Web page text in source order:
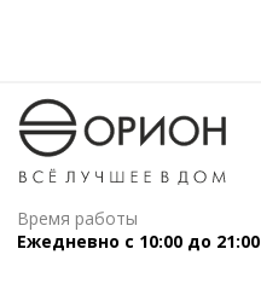
Время работы
Ежедневно с 10:00 до 21:00